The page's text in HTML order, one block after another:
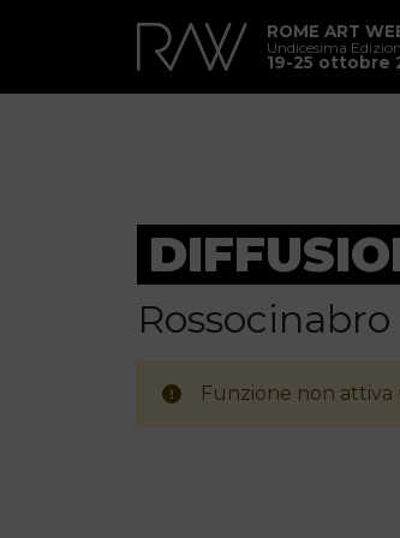
ROME ART
Undicesima
19-25 ottobre
Rossocinabro
Funzione non attiva